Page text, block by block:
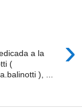
›
a la
(
), ...